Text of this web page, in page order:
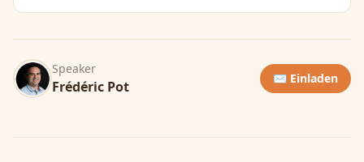
Speaker
Frédéric Pot ✉️ Einladen